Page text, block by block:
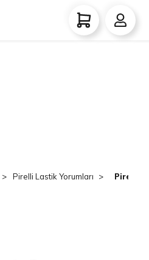
Pirelli Lastik Yorumları Pirelli